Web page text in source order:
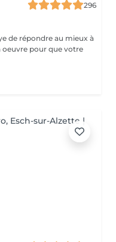
296
de répondre au mieux à